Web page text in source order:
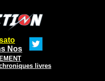
Nos
livres